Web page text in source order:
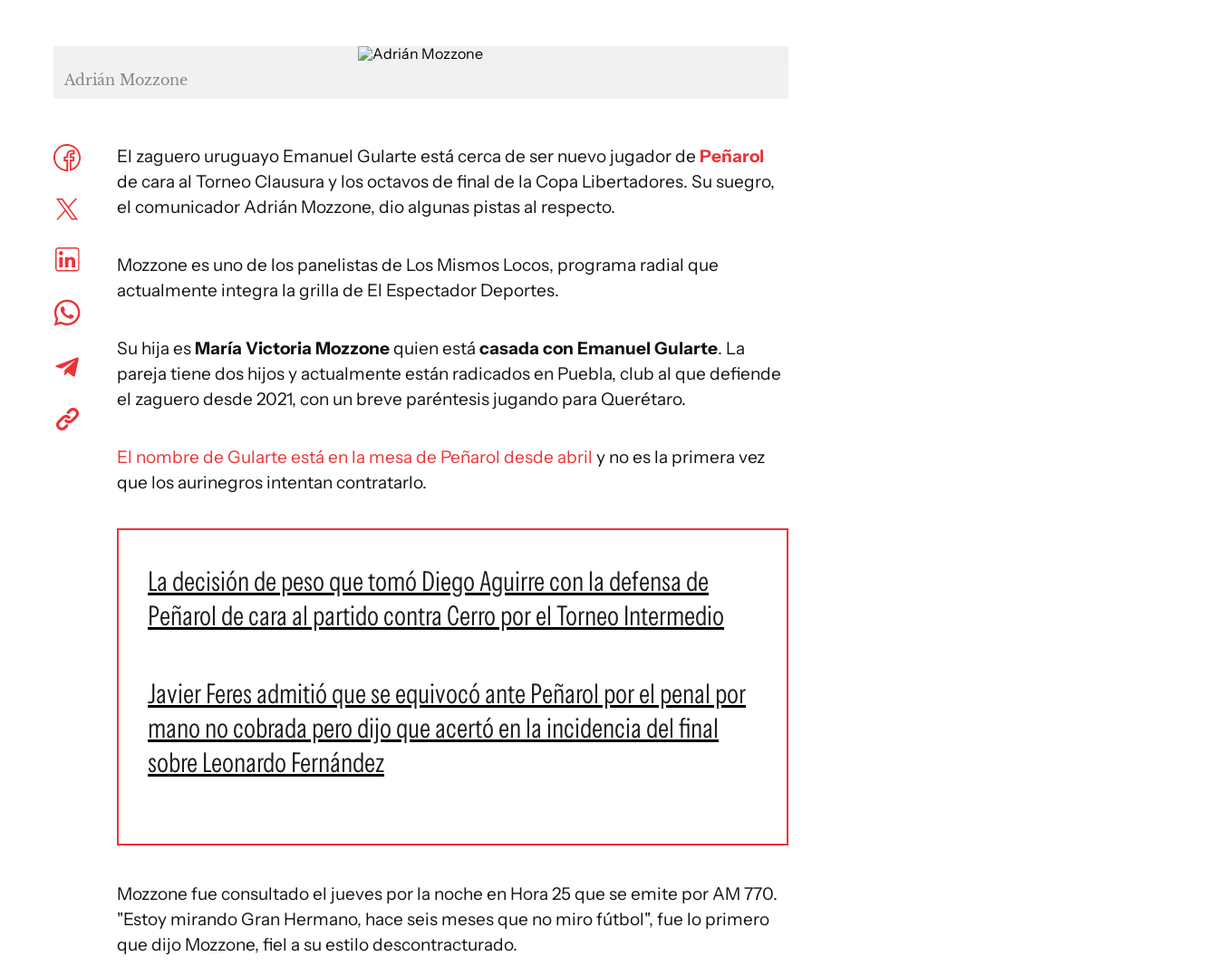
Adrián Mozzone
El zaguero uruguayo Emanuel Gularte está cerca de ser nuevo jugador de Peñarol
de cara al Torneo Clausura y los octavos de final de la Copa Libertadores. Su suegro,
el comunicador Adrián Mozzone, dio algunas pistas al respecto.
Mozzone es uno de los panelistas de Los Mismos Locos, programa radial que
actualmente integra la grilla de El Espectador Deportes.
Su hija es María Victoria Mozzonequien está casada con Emanuel Gularte. La
pareja tiene dos hijos y actualmente están radicados en Puebla, club al que defiende
el zaguero desde 2021, con un breve paréntesis jugando para Querétaro.
El nombre de Gularte está en la mesa de Peñarol desde abril y no es la primera vez
que los aurinegros intentan contratarlo.
La decisión de peso que tomó Diego Aguirre con la defensa de
Peñarol de cara al partido contra Cerro por el Torneo Intermedio
Javier Feres admitió que se equivocó ante Peñarol por el penal por
mano no cobrada pero dijo que acertó en la incidencia del final
sobre Leonardo Fernández
Mozzone fue consultado el jueves por la noche en Hora 25 que se emite por AM 770.
"Estoy mirando Gran Hermano, hace seis meses que no miro fútbol", fue lo primero
que dijo Mozzone, fiel a su estilo descontracturado.